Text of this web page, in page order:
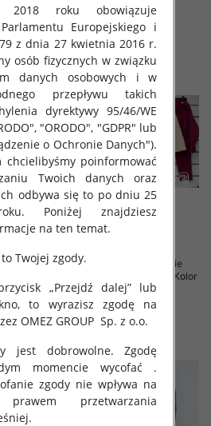
szczegóły
Komplet damskie (Włoskie
produkt) Roz Standard, Mix Kolor
Paczka 5 szt
92.00 zł
szczegóły
roku obowiązuje
Europejskiego i
z dnia 27 kwietnia 2016 r.
osób fizycznych w związku
danych osobowych i w
przepływu takich
dyrektywy 95/46/WE
"ORODO", "GDPR" lub
o Ochronie Danych").
poinformować
Twoich danych oraz
odbywa się to po dniu 25
Poniżej znajdziesz
na ten temat.
Twojej zgody.
„Przejdź dalej” lub
to wyrazisz zgodę na
OMEZ GROUP Sp. z o.o.
jest dobrowolne. Zgodę
momencie wycofać .
zgody nie wpływa na
przetwarzania